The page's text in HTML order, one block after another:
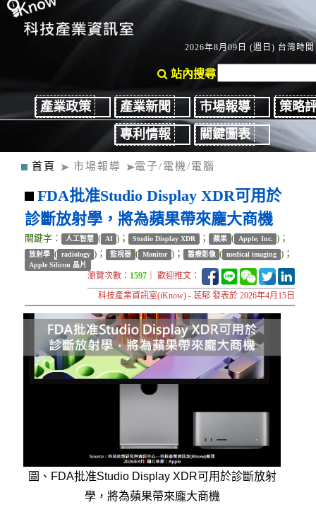
2026年8月09日 (週日) 台灣時間
站內搜尋
產業政策 產業新聞 市場報導
策略
專利情報
關鍵圖表
首頁 市場報導 電子/電機/電腦
FDA批准Studio Display XDR可用於
診斷放射學，將為蘋果帶來龐大商機
關鍵字： 人工智慧 ( AI )； Studio Display XDR ； 蘋果 ( Apple, Inc. )；
放射學 ( radiology )； 監視器 ( Monitor )； 醫療影像 ( medical imaging )；
Apple Silicon 晶片
瀏覽次數： 1597 ｜ 歡迎推文：
科技產業資訊室(iKnow) - 茋郁 發表於 2026年4月15日
圖、FDA批准Studio Display XDR可用於診斷放射
學，將為蘋果帶來龐大商機